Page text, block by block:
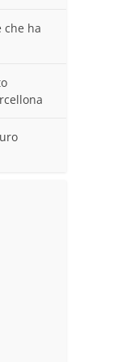
che ha